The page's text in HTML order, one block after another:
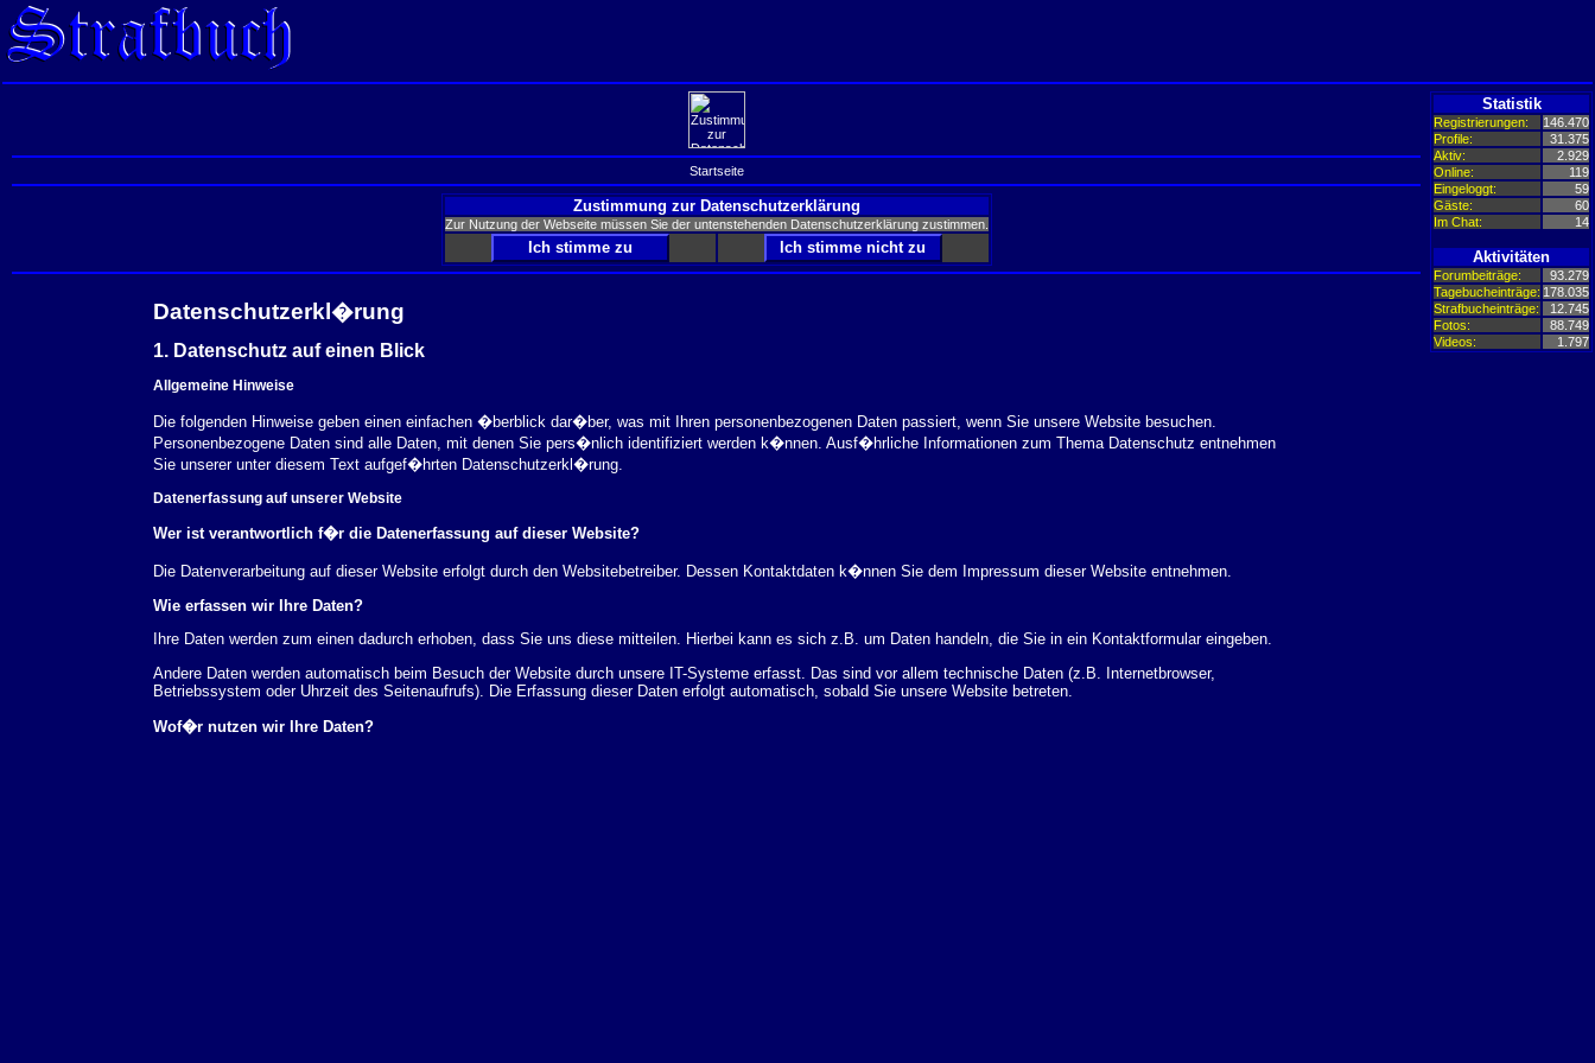
Startseite
Zustimmung zur Datenschutzerklärung
Zur Nutzung der Webseite müssen Sie der untenstehenden Datenschutzerklärung zustimmen.
Datenschutzerkl�rung
1. Datenschutz auf einen Blick
Allgemeine Hinweise
Die folgenden Hinweise geben einen einfachen �berblick dar�ber, was mit Ihren personenbezogenen Daten passiert, wenn Sie unsere Website besuchen.
Personenbezogene Daten sind alle Daten, mit denen Sie pers�nlich identifiziert werden k�nnen. Ausf�hrliche Informationen zum Thema Datenschutz entnehmen
Sie unserer unter diesem Text aufgef�hrten Datenschutzerkl�rung.
Datenerfassung auf unserer Website
Wer ist verantwortlich f�r die Datenerfassung auf dieser Website?
Die Datenverarbeitung auf dieser Website erfolgt durch den Websitebetreiber. Dessen Kontaktdaten k�nnen Sie dem Impressum dieser Website entnehmen.
Wie erfassen wir Ihre Daten?
Ihre Daten werden zum einen dadurch erhoben, dass Sie uns diese mitteilen. Hierbei kann es sich z.B. um Daten handeln, die Sie in ein Kontaktformular eingeben.
Andere Daten werden automatisch beim Besuch der Website durch unsere IT-Systeme erfasst. Das sind vor allem technische Daten (z.B. Internetbrowser,
Betriebssystem oder Uhrzeit des Seitenaufrufs). Die Erfassung dieser Daten erfolgt automatisch, sobald Sie unsere Website betreten.
Wof�r nutzen wir Ihre Daten?
Statistik
Registrierungen:
146.470
Profile:
31.375
Aktiv:
2.929
Online:
119
Eingeloggt:
59
Gäste:
60
Im Chat:
14
Aktivitäten
Forumbeiträge:
93.279
Tagebucheinträge: 178.035
Strafbucheinträge:
12.745
Fotos:
88.749
Videos:
1.797